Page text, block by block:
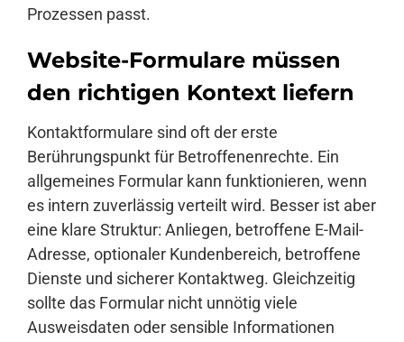
Prozessen passt.
Website-Formulare müssen
den richtigen Kontext liefern
Kontaktformulare sind oft der erste
Berührungspunkt für Betroffenenrechte. Ein
allgemeines Formular kann funktionieren, wenn
es intern zuverlässig verteilt wird. Besser ist aber
eine klare Struktur: Anliegen, betroffene E-Mail-
Adresse, optionaler Kundenbereich, betroffene
Dienste und sicherer Kontaktweg. Gleichzeitig
sollte das Formular nicht unnötig viele
Ausweisdaten oder sensible Informationen